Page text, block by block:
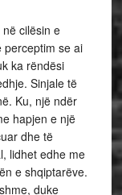
cilësin e
perceptim se ai
ka rëndësi
Sinjale të
Ku, një ndër
hapjen e një
dhe të
lidhet edhe me
e shqiptarëve.
duke